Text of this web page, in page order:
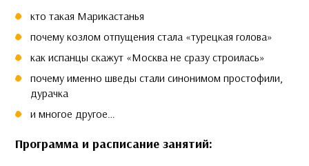
кто такая Марикастанья
почему козлом отпущения стала «турецкая голова»
как испанцы скажут «Москва не сразу строилась»
почему именно шведы стали синонимом простофили,
дурачка
и многое другое…
Программа и расписание занятий: